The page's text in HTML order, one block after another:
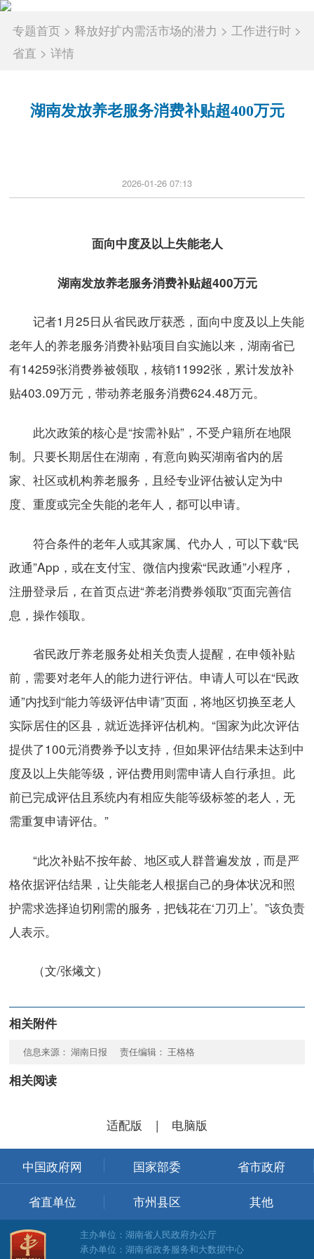
专题首页 >释放好扩内需活市场的潜力 > 工作进行时 >
省直 > 详情
湖南发放养老服务消费补贴超400万元
2026-01-26 07:13
面向中度及以上失能老人
湖南发放养老服务消费补贴超400万元
记者1月25日从省民政厅获悉，面向中度及以上失能
老年人的养老服务消费补贴项目自实施以来，湖南省已
有14259张消费券被领取，核销11992张，累计发放补
贴403.09万元，带动养老服务消费624.48万元。
此次政策的核心是“按需补贴”，不受户籍所在地限
制。只要长期居住在湖南，有意向购买湖南省内的居
家、社区或机构养老服务，且经专业评估被认定为中
度、重度或完全失能的老年人，都可以申请。
符合条件的老年人或其家属、代办人，可以下载“民
政通”App，或在支付宝、微信内搜索“民政通”小程序，
注册登录后，在首页点进“养老消费券领取”页面完善信
息，操作领取。
省民政厅养老服务处相关负责人提醒，在申领补贴
前，需要对老年人的能力进行评估。申请人可以在“民政
通”内找到“能力等级评估申请”页面，将地区切换至老人
实际居住的区县，就近选择评估机构。“国家为此次评估
提供了100元消费券予以支持，但如果评估结果未达到中
度及以上失能等级，评估费用则需申请人自行承担。此
前已完成评估且系统内有相应失能等级标签的老人，无
需重复申请评估。”
“此次补贴不按年龄、地区或人群普遍发放，而是严
格依据评估结果，让失能老人根据自己的身体状况和照
护需求选择迫切刚需的服务，把钱花在‘刀刃上’。”该负责
人表示。
（文/张爔文）
相关附件
信息来源： 湖南日报 责任编辑： 王格格
相关阅读
适配版 | 电脑版
中国政府网 国家部委 省市政府
省直单位 市州县区 其他
主办单位：湖南省人民政府办公厅
承办单位：湖南省政务服务和大数据中心